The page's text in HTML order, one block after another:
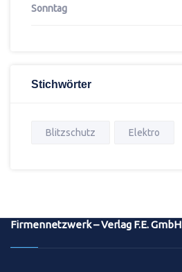
Sonntag
Stichwörter
Blitzschutz Elektro
Firmennetzwerk – Verlag F.E. GmbH